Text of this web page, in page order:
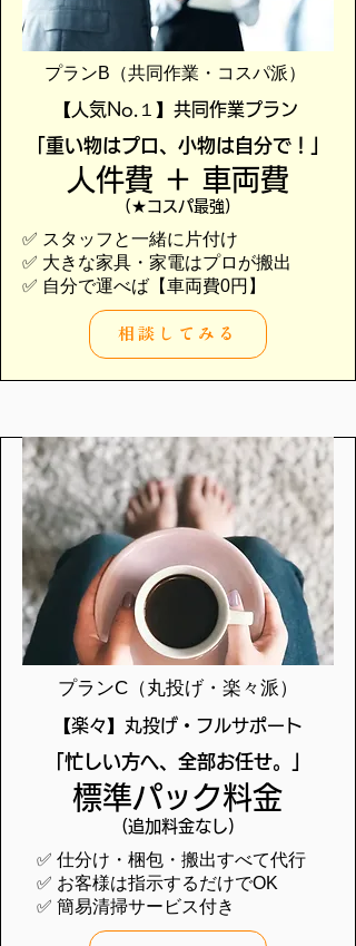
プランB（共同作業・コスパ派）
【人気No.１】共同作業プラン
「重い物はプロ、小物は自分で！」
人件費 ＋ 車両費
(★コスパ最強)
✅ スタッフと一緒に片付け
✅ 大きな家具・家電はプロが搬出
✅ 自分で運べば【車両費0円】
相談してみる
プランC（丸投げ・楽々派）
【楽々】丸投げ・フルサポート
「忙しい方へ、全部お任せ。」
標準パック料金
(追加料金なし)
✅ 仕分け・梱包・搬出すべて代行
✅ お客様は指示するだけでOK
✅ 簡易清掃サービス付き